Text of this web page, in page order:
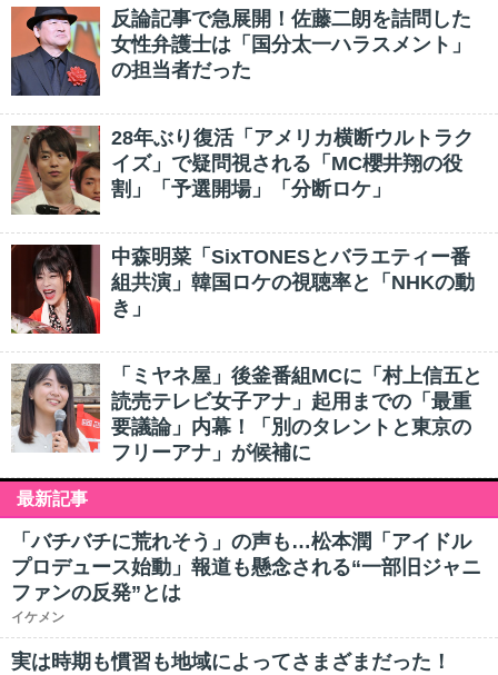
反論記事で急展開！佐藤二朗を詰問した
女性弁護士は「国分太一ハラスメント」
の担当者だった
28年ぶり復活「アメリカ横断ウルトラク
イズ」で疑問視される「MC櫻井翔の役
割」「予選開場」「分断ロケ」
中森明菜「SixTONESとバラエティー番
組共演」韓国ロケの視聴率と「NHKの動
き」
「ミヤネ屋」後釜番組MCに「村上信五と
読売テレビ女子アナ」起用までの「最重
要議論」内幕！「別のタレントと東京の
フリーアナ」が候補に
最新記事
「バチバチに荒れそう」の声も…松本潤「アイドル
プロデュース始動」報道も懸念される“一部旧ジャニ
ファンの反発”とは
イケメン
実は時期も慣習も地域によってさまざまだった！